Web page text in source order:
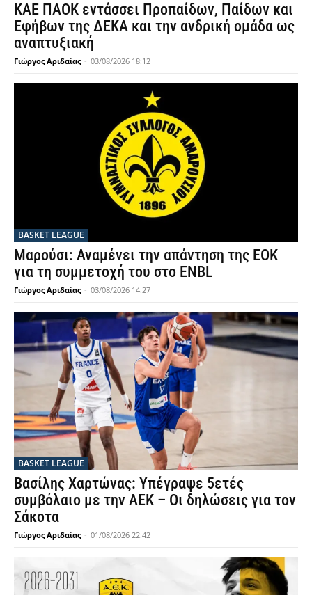
ΚΑΕ ΠΑΟΚ εντάσσει Προπαίδων, Παίδων και
Εφήβων της ΔΕΚΑ και την ανδρική ομάδα ως
αναπτυξιακή
Γιώργος Αριδαίας - 03/08/2026 18:12
BASKET LEAGUE
Μαρούσι: Αναμένει την απάντηση της ΕΟΚ
για τη συμμετοχή του στο ENBL
Γιώργος Αριδαίας - 03/08/2026 14:27
BASKET LEAGUE
Βασίλης Χαρτώνας: Υπέγραψε 5ετές
συμβόλαιο με την ΑΕΚ – Οι δηλώσεις για τον
Σάκοτα
Γιώργος Αριδαίας - 01/08/2026 22:42